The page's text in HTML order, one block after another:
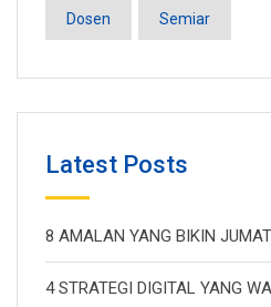
Dosen Semiar
Latest Posts
8 AMALAN YANG BIKIN
4 STRATEGI DIGITAL YANG